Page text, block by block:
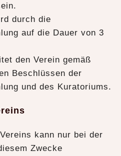
durch die
auf die Dauer von 3
den Verein gemäß
Beschlüssen der
und des Kuratoriums.
kann nur bei der
Zwecke